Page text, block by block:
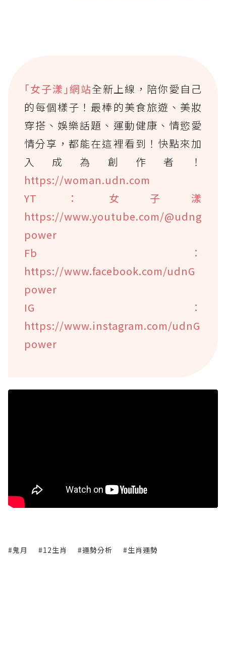
｢女子漾｣網站全新上線，陪你愛自己
的每個樣子！最棒的美食旅遊、美妝
穿搭、娛樂話題、運動健康、情慾愛
情分享，都能在這裡看到！快點來加
入成為創作者！
https://woman.udn.com
YT：女子漾
https://www.youtube.com/@udng
power
Fb：
https://www.facebook.com/udnG
power
IG：
https://www.instagram.com/udnG
power
#鬼月 #12生肖 #運勢分析 #生肖運勢